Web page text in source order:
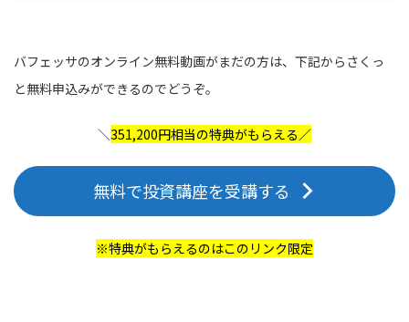
バフェッサのオンライン無料動画がまだの方は、下記からさくっ
と無料申込みができるのでどうぞ。
＼351,200円相当の特典がもらえる／
無料で投資講座を受講する
※特典がもらえるのはこのリンク限定